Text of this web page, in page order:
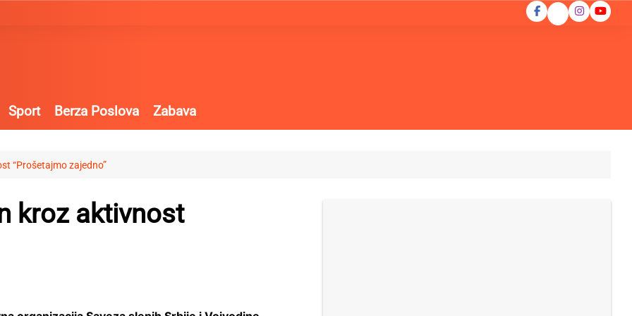
Sport Berza Poslova Zabava
“Prošetajmo zajedno”
kroz aktivnost